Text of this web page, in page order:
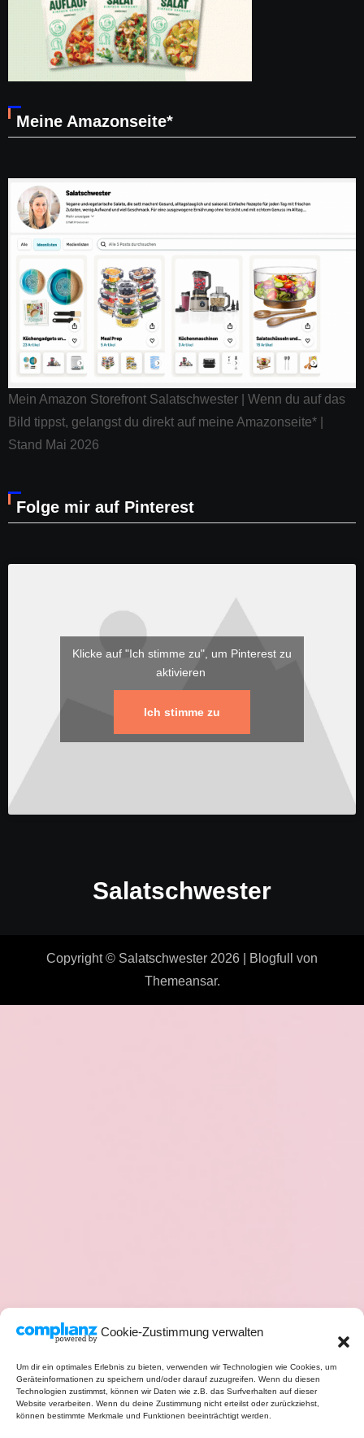
Cookie-Zustimmung verwalten
Um dir ein optimales Erlebnis zu bieten, verwenden wir Technologien wie Cookies, um
Geräteinformationen zu speichern und/oder darauf zuzugreifen. Wenn du diesen
Technologien zustimmst, können wir Daten wie z.B. das Surfverhalten auf dieser
Website verarbeiten. Wenn du deine Zustimmung nicht erteilst oder zurückziehst,
können bestimmte Merkmale und Funktionen beeinträchtigt werden.
Meine Amazonseite*
Mein Amazon Storefront Salatschwester | Wenn du auf das
Bild tippst, gelangst du direkt auf meine Amazonseite* |
Stand Mai 2026
Folge mir auf Pinterest
Klicke auf "Ich stimme zu", um Pinterest zu
aktivieren
Ich stimme zu
Salatschwester
Copyright © Salatschwester 2026 Blogfull
von
Themeansar.